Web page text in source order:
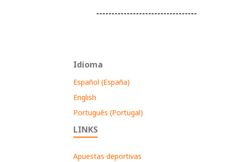
---------------------------------
Idioma
Español (España)
English
Português (Portugal)
LINKS
Apuestas deportivas